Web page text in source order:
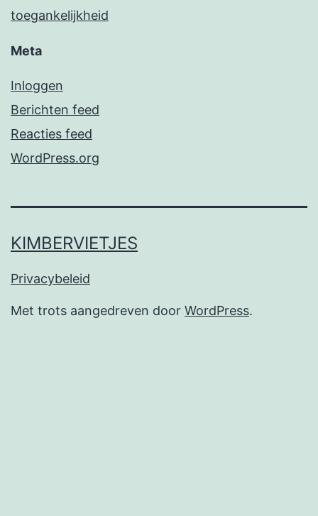
toegankelijkheid
Meta
Inloggen
Berichten feed
Reacties feed
WordPress.org
KIMBERVIETJES
Privacybeleid
Met trots aangedreven door WordPress.